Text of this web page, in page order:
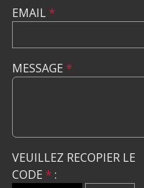
EMAIL*
MESSAGE *
VEUILLEZ RECOPIER LE
CODE * :